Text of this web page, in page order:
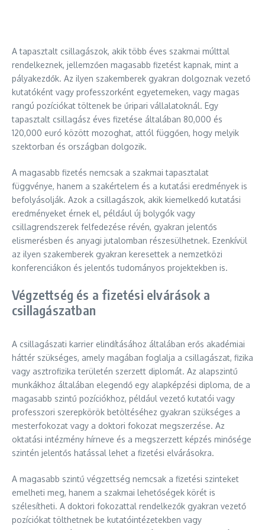
A tapasztalt csillagászok, akik több éves szakmai múlttal
rendelkeznek, jellemzően magasabb fizetést kapnak, mint a
pályakezdők. Az ilyen szakemberek gyakran dolgoznak vezető
kutatóként vagy professzorként egyetemeken, vagy magas
rangú pozíciókat töltenek be űripari vállalatoknál. Egy
tapasztalt csillagász éves fizetése általában 80,000 és
120,000 euró között mozoghat, attól függően, hogy melyik
szektorban és országban dolgozik.
A magasabb fizetés nemcsak a szakmai tapasztalat
függvénye, hanem a szakértelem és a kutatási eredmények is
befolyásolják. Azok a csillagászok, akik kiemelkedő kutatási
eredményeket érnek el, például új bolygók vagy
csillagrendszerek felfedezése révén, gyakran jelentős
elismerésben és anyagi jutalomban részesülhetnek. Ezenkívül
az ilyen szakemberek gyakran keresettek a nemzetközi
konferenciákon és jelentős tudományos projektekben is.
Végzettség és a fizetési elvárások a
csillagászatban
A csillagászati karrier elindításához általában erős akadémiai
háttér szükséges, amely magában foglalja a csillagászat, fizika
vagy asztrofizika területén szerzett diplomát. Az alapszintű
munkákhoz általában elegendő egy alapképzési diploma, de a
magasabb szintű pozíciókhoz, például vezető kutatói vagy
professzori szerepkörök betöltéséhez gyakran szükséges a
mesterfokozat vagy a doktori fokozat megszerzése. Az
oktatási intézmény hírneve és a megszerzett képzés minősége
szintén jelentős hatással lehet a fizetési elvárásokra.
A magasabb szintű végzettség nemcsak a fizetési szinteket
emelheti meg, hanem a szakmai lehetőségek körét is
szélesítheti. A doktori fokozattal rendelkezők gyakran vezető
pozíciókat tölthetnek be kutatóintézetekben vagy